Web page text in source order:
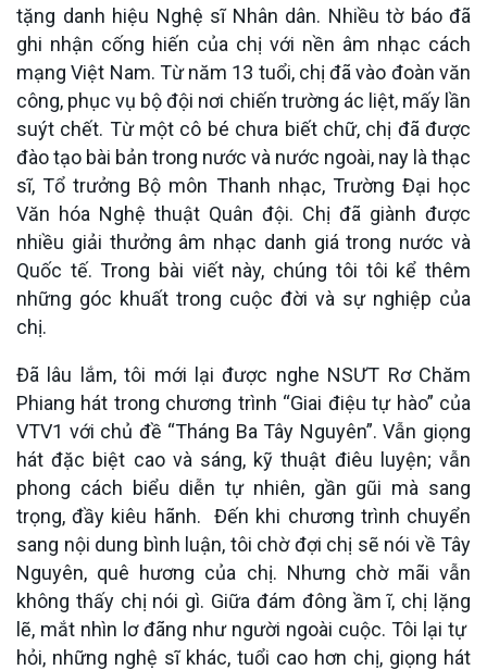
tặng danh hiệu Nghệ sĩ Nhân dân. Nhiều tờ báo đã
ghi nhận cống hiến của chị với nền âm nhạc cách
mạng Việt Nam. Từ năm 13 tuổi, chị đã vào đoàn văn
công, phục vụ bộ đội nơi chiến trường ác liệt, mấy lần
suýt chết. Từ một cô bé chưa biết chữ, chị đã được
đào tạo bài bản trong nước và nước ngoài, nay là thạc
sĩ, Tổ trưởng Bộ môn Thanh nhạc, Trường Đại học
Văn hóa Nghệ thuật Quân đội. Chị đã giành được
nhiều giải thưởng âm nhạc danh giá trong nước và
Quốc tế. Trong bài viết này, chúng tôi tôi kể thêm
những góc khuất trong cuộc đời và sự nghiệp của
chị.
Đã lâu lắm, tôi mới lại được nghe NSƯT Rơ Chăm
Phiang hát trong chương trình “Giai điệu tự hào” của
VTV1 với chủ đề “Tháng Ba Tây Nguyên”. Vẫn giọng
hát đặc biệt cao và sáng, kỹ thuật điêu luyện; vẫn
phong cách biểu diễn tự nhiên, gần gũi mà sang
trọng, đầy kiêu hãnh. Đến khi chương trình chuyển
sang nội dung bình luận, tôi chờ đợi chị sẽ nói về Tây
Nguyên, quê hương của chị. Nhưng chờ mãi vẫn
không thấy chị nói gì. Giữa đám đông ầm ĩ, chị lặng
lẽ, mắt nhìn lơ đãng như người ngoài cuộc. Tôi lại tự
hỏi, những nghệ sĩ khác, tuổi cao hơn chị, giọng hát